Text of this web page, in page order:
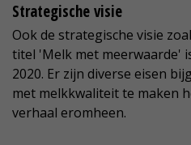
Strategische visie
Ook de strategische visie
titel 'Melk met meerwaarde'
2020. Er zijn diverse eisen
met melkkwaliteit te maken
verhaal eromheen.